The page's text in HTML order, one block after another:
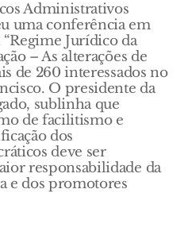
Administrativos
uma conferência em
Jurídico da
– As alterações de
de 260 interessados no
O presidente da
sublinha que
de facilitismo e
dos
deve ser
responsabilidade da
e dos promotores